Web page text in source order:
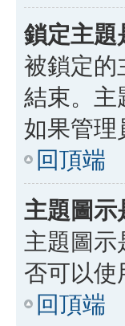
鎖定主題
被鎖定的
結束。主
如果管理
回頂端
主題圖示
主題圖
否可以使
回頂端